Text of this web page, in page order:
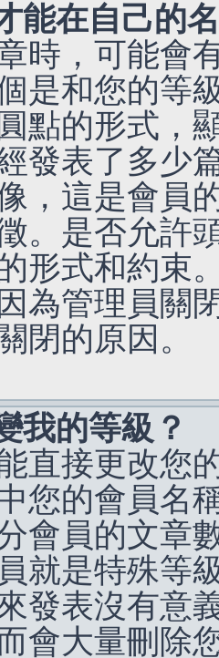
能在自己的
時，可能會
是和您的等
點的形式，
發表了多少
，這是會員
。是否允許
形式和約束
為管理員關
閉的原因。
我的等級？
直接更改您
您的會員名
會員的文章
就是特殊等
發表沒有意
會大量刪除